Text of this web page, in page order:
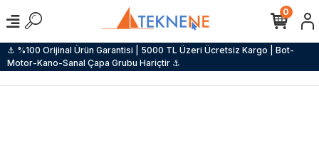
⚓ %100 Orijinal Ürün Garantisi | 5000 TL Üzeri Ücretsiz Kargo | Bot-
Motor-Kano-Sanal Çapa Grubu Hariçtir ⚓
0